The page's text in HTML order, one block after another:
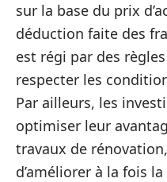
sur la base du prix
déduction faite des
est régi par des
respecter les
Par ailleurs, les
optimiser leur
travaux de
d’améliorer à la fois